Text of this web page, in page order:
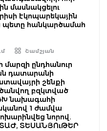
մասնակցելու
էկոպարեկային
պետը հանկարծամահ
Շամշյան
ընդհանուր
դատարանի
շենքի
բզկտված
նախագահի
1 ժամվա
նորով.
ՏԵՍԱՆՅՈւԹԵՐ